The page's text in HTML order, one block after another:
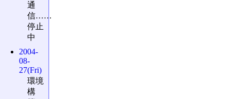
通
信……
停止
中
2004-
08-
27(Fri)
環境
構